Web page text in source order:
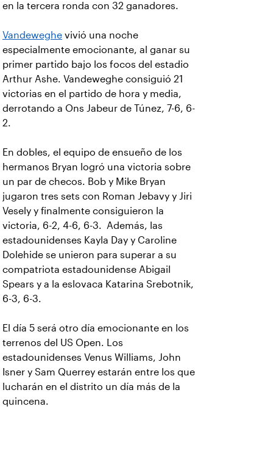
en la tercera ronda con 32 ganadores.
Vandeweghe vivió una noche
especialmente emocionante, al ganar su
primer partido bajo los focos del estadio
Arthur Ashe. Vandeweghe consiguió 21
victorias en el partido de hora y media,
derrotando a Ons Jabeur de Túnez, 7-6, 6-
2.
En dobles, el equipo de ensueño de los
hermanos Bryan logró una victoria sobre
un par de checos. Bob y Mike Bryan
jugaron tres sets con Roman Jebavy y Jiri
Vesely y finalmente consiguieron la
victoria, 6-2, 4-6, 6-3. Además, las
estadounidenses Kayla Day y Caroline
Dolehide se unieron para superar a su
compatriota estadounidense Abigail
Spears y a la eslovaca Katarina Srebotnik,
6-3, 6-3.
El día 5 será otro día emocionante en los
terrenos del US Open. Los
estadounidenses Venus Williams, John
Isner y Sam Querrey estarán entre los que
lucharán en el distrito un día más de la
quincena.